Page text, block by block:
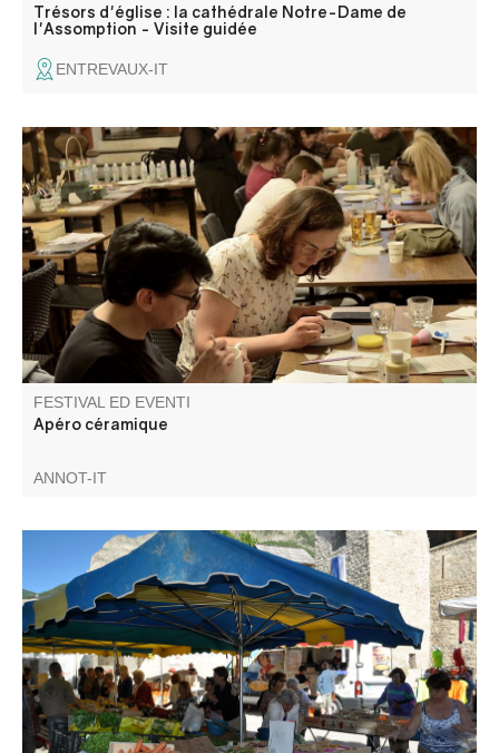
Trésors d'église : la cathédrale Notre-Dame de
l'Assomption - Visite guidée
ENTREVAUX-IT
Apéro céramique au bar Les Callunes, décorez votre
pièces dans une ambiance musicale ! Matériel fourni. Bar
& tapas sur place (non inclus). À récupérer après cuisson
dès le 15/08.
FESTIVAL ED EVENTI
Apéro céramique
ANNOT-IT
Il mercato tradizionale con le sue bancarelle colorate e i
sapori e i profumi della montagna e della Provenza. A
seconda della stagione, troverete prodotti di prima
necessità, salumi, formaggi, vestiti, decorazioni, regali e
prelibatezze! Da ottobre a maggio il numero di bancarelle
è limitato.